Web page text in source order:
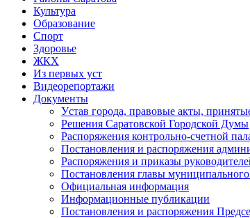
Культура
Образование
Спорт
Здоровье
ЖКХ
Из пеpвых уст
Видеорепортажи
Документы
Уcтав города, правовые акты,
Решения Саратовской Городской Думы
Распоряжения контрольно-счетной
Постановления и распоряжения
Распоряжения и приказы
Постановления главы
Официальная информация
Информационные публикации
Постановления и распоряжения